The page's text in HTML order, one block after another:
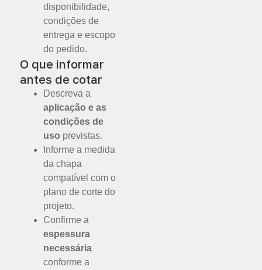
disponibilidade,
condições de
entrega e escopo
do pedido.
O que informar
antes de cotar
Descreva a
aplicação e as
condições de
uso previstas.
Informe a medida
da chapa
compatível com o
plano de corte do
projeto.
Confirme a
espessura
necessária
conforme a